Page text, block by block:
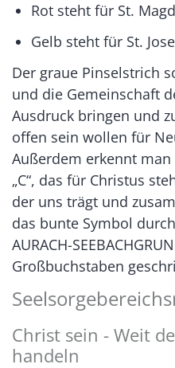
Rot steht für St.
Gelb steht für St.
Der graue Pinselstrich
und die Gemeinschaft
Ausdruck bringen und
offen sein wollen für
Außerdem erkennt
„C“, das für Christus
der uns trägt und
das bunte Symbol
AURACH-
Großbuchstaben
Christ sein - Weit
handeln